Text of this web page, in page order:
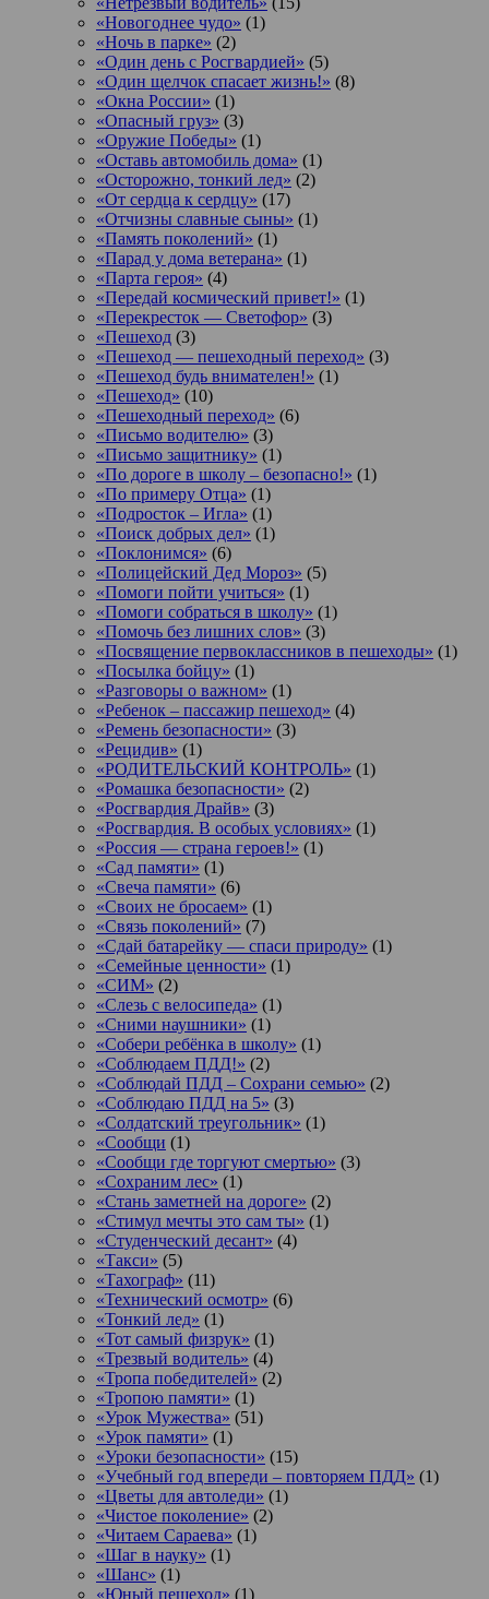
«Новогоднее чудо» (1)
«Ночь в парке» (2)
«Один день с Росгвардией» (5)
«Один щелчок спасает жизнь!» (8)
«Окна России» (1)
«Опасный груз» (3)
«Оружие Победы» (1)
«Оставь автомобиль дома» (1)
«Осторожно, тонкий лед» (2)
«От сердца к сердцу» (17)
«Отчизны славные сыны» (1)
«Память поколений» (1)
«Парад у дома ветерана» (1)
«Парта героя» (4)
«Передай космический привет!» (1)
«Перекресток — Светофор» (3)
«Пешеход (3)
«Пешеход — пешеходный переход» (3)
«Пешеход будь внимателен!» (1)
«Пешеход» (10)
«Пешеходный переход» (6)
«Письмо водителю» (3)
«Письмо защитнику» (1)
«По дороге в школу – безопасно!» (1)
«По примеру Отца» (1)
«Подросток ‒ Игла» (1)
«Поиск добрых дел» (1)
«Поклонимся» (6)
«Полицейский Дед Мороз» (5)
«Помоги пойти учиться» (1)
«Помоги собраться в школу» (1)
«Помочь без лишних слов» (3)
«Посвящение первоклассников в пешеходы» (1)
«Посылка бойцу» (1)
«Разговоры о важном» (1)
«Ребенок – пассажир пешеход» (4)
«Ремень безопасности» (3)
«Рецидив» (1)
«РОДИТЕЛЬСКИЙ КОНТРОЛЬ» (1)
«Ромашка безопасности» (2)
«Росгвардия Драйв» (3)
«Росгвардия. В особых условиях» (1)
«Россия — страна героев!» (1)
«Сад памяти» (1)
«Свеча памяти» (6)
«Своих не бросаем» (1)
«Связь поколений» (7)
«Сдай батарейку — спаси природу» (1)
«Семейные ценности» (1)
«СИМ» (2)
«Слезь с велосипеда» (1)
«Сними наушники» (1)
«Собери ребёнка в школу» (1)
«Соблюдаем ПДД!» (2)
«Соблюдай ПДД – Сохрани семью» (2)
«Соблюдаю ПДД на 5» (3)
«Солдатский треугольник» (1)
«Сообщи (1)
«Сообщи где торгуют смертью» (3)
«Сохраним лес» (1)
«Стань заметней на дороге» (2)
«Стимул мечты это сам ты» (1)
«Студенческий десант» (4)
«Такси» (5)
«Тахограф» (11)
«Технический осмотр» (6)
«Тонкий лед» (1)
«Тот самый физрук» (1)
«Трезвый водитель» (4)
«Тропа победителей» (2)
«Тропою памяти» (1)
«Урок Мужества» (51)
«Урок памяти» (1)
«Уроки безопасности» (15)
«Учебный год впереди – повторяем ПДД» (1)
«Цветы для автоледи» (1)
«Чистое поколение» (2)
«Читаем Сараева» (1)
«Шаг в науку» (1)
«Шанс» (1)
«Юный пешеход» (1)